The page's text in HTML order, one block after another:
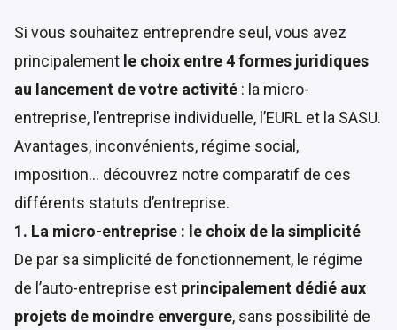
Si vous souhaitez entreprendre seul, vous avez
principalement le choix entre 4 formes juridiques
au lancement de votre activité : la micro-
entreprise, l’entreprise individuelle, l’EURL et la SASU.
Avantages, inconvénients, régime social,
imposition… découvrez notre comparatif de ces
différents statuts d’entreprise.
1. La micro-entreprise : le choix de la simplicité
De par sa simplicité de fonctionnement, le régime
de l’auto-entreprise est principalement dédié aux
projets de moindre envergure, sans possibilité de